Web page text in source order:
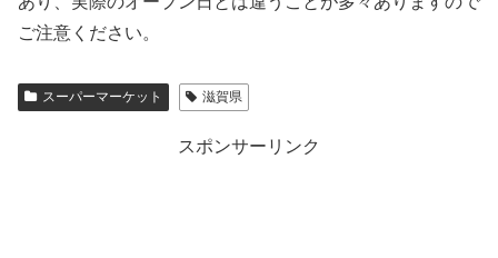
ご注意ください。
スーパーマーケット 滋賀県
スポンサーリンク